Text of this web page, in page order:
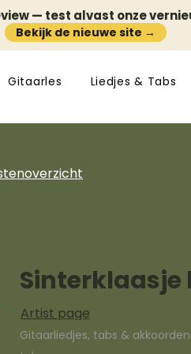
— test alvast onze
Bekijk de nieuwe site →
Gitaarles Liedjes & Tabs
Sinterklaasje
Artist page
Gitaarliedjes, tabs &